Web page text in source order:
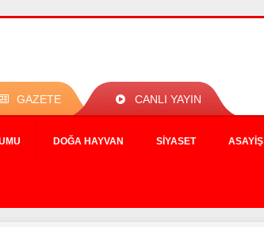
GAZETE CANLI YAYIN
DOĞA HAYVAN SIYASET ASAYIŞ